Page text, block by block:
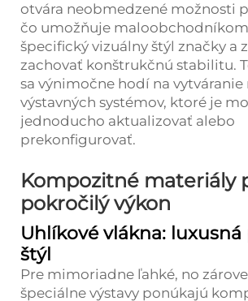
otvára neobmedzené možnosti
čo umožňuje
špecifický vizuálny štýl značky a
zachovať konštrukčnú stabilitu.
sa výnimočne hodí na
výstavných systémov, ktoré je
jednoducho aktualizovať alebo
prekonfigurovať.
Kompozitné materiály
pokročilý výkon
Uhlíkové vlákna: luxusná
štýl
Pre mimoriadne ľahké, no
špeciálne výstavy ponúkajú